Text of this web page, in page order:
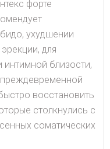
форте
ухудшении
для
интимной близости,
восстановить
столкнулись с
соматических